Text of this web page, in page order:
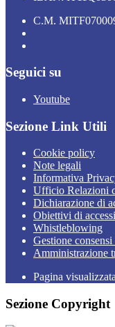
C.M.
Seguici su
Youtube
Sezione Link Utili
Cookie policy
Note legali
Informativa
Ufficio Relazioni
Dichiarazione di
Obiettivi di
Whistleblowing
Gestione
Amministrazione
Pagina
Sezione Copyright